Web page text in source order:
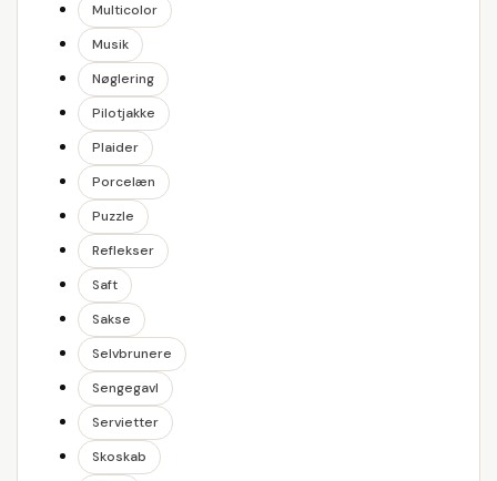
Multicolor
Musik
Nøglering
Pilotjakke
Plaider
Porcelæn
Puzzle
Reflekser
Saft
Sakse
Selvbrunere
Sengegavl
Servietter
Skoskab